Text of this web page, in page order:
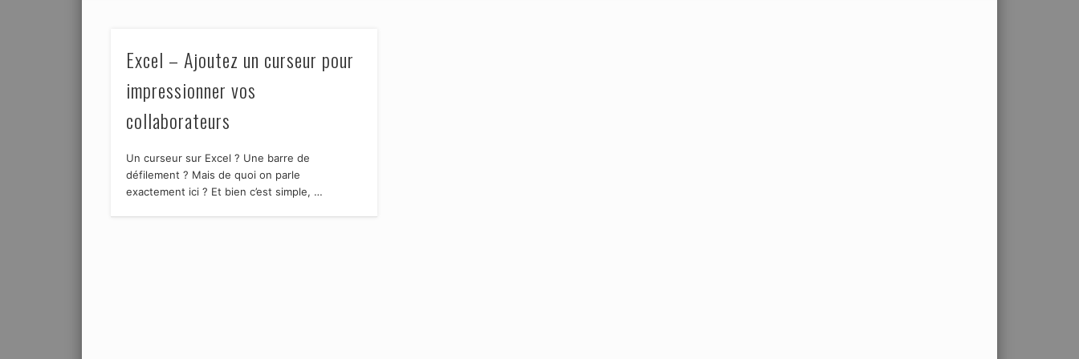
Excel – Ajoutez un curseur pour
impressionner vos
collaborateurs
Un curseur sur Excel ? Une barre de
défilement ? Mais de quoi on parle
exactement ici ? Et bien c’est simple, …